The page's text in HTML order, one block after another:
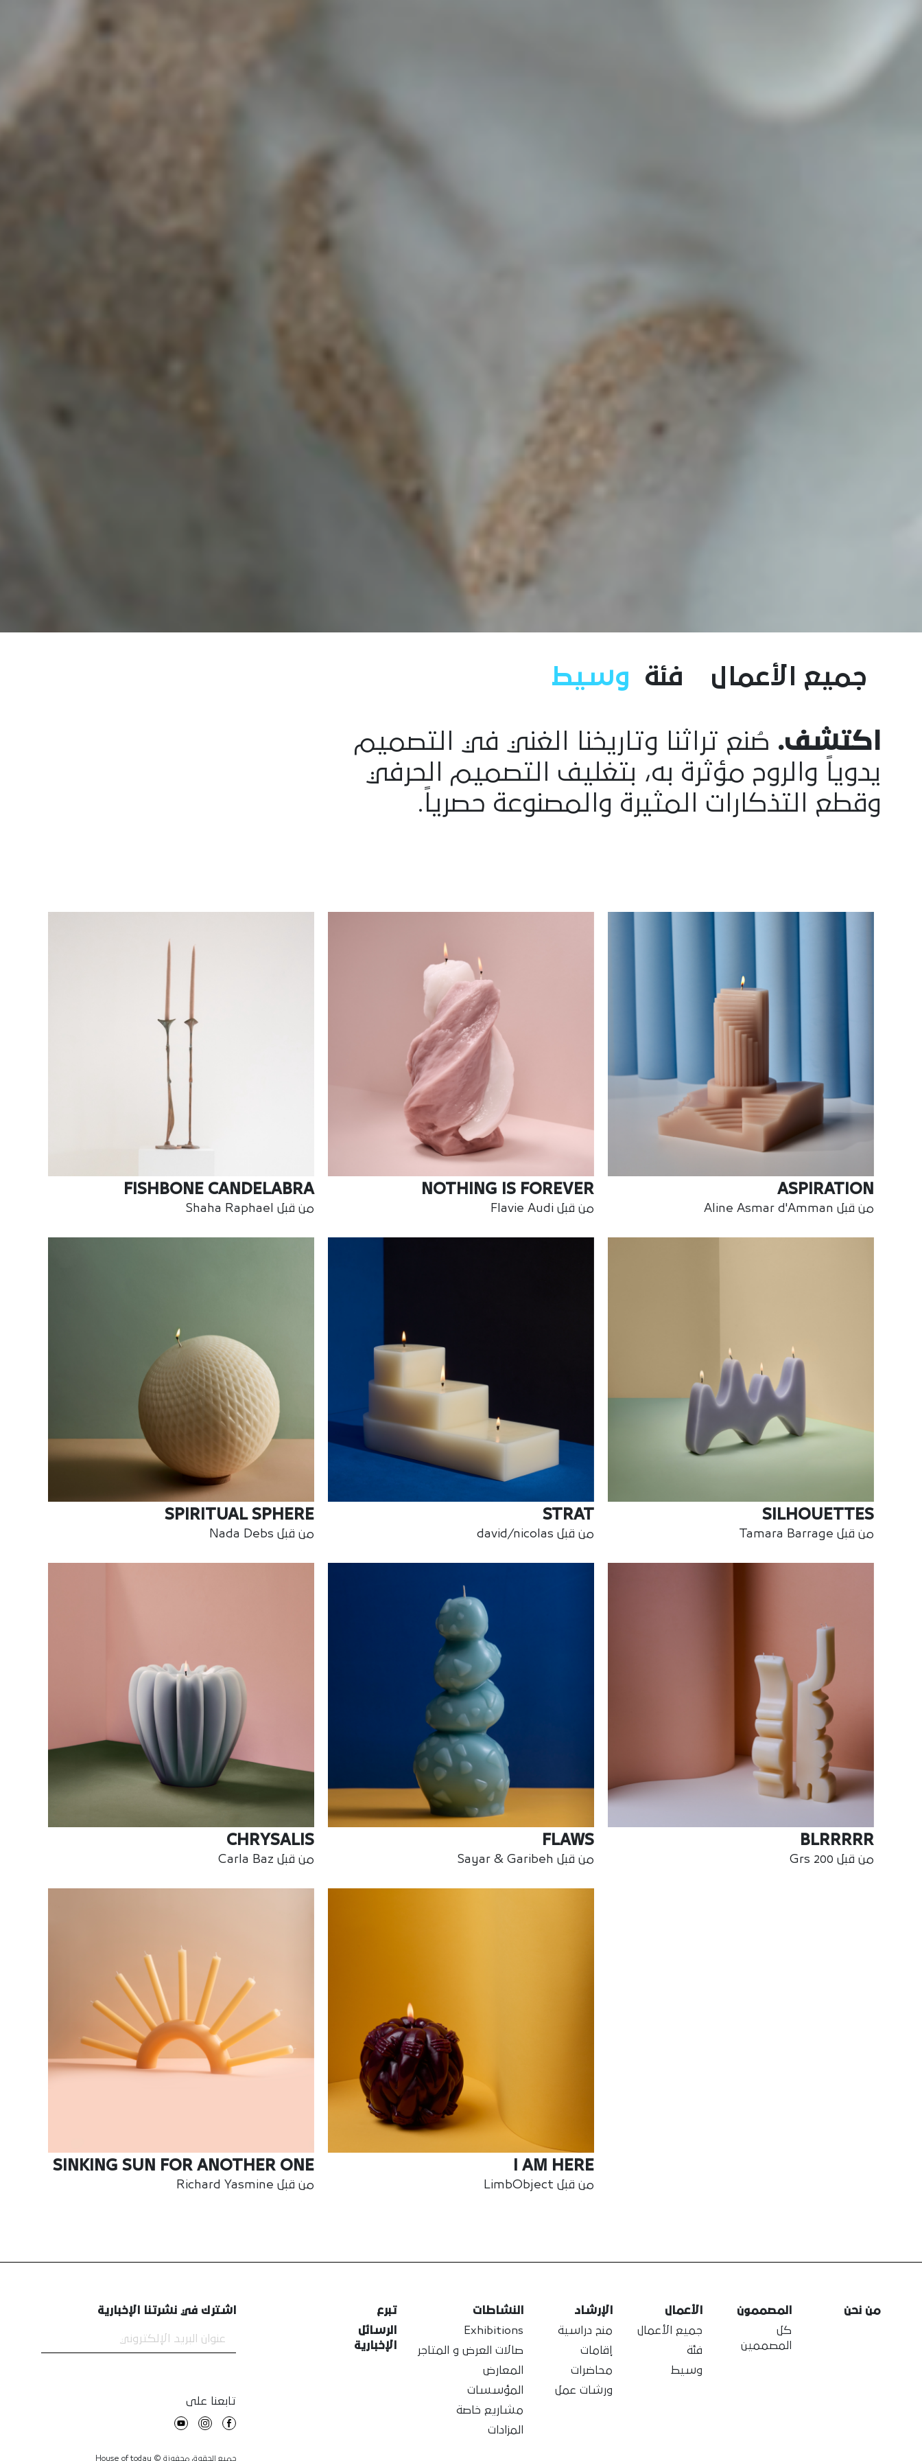
جميع الأعمال فئة وسيط
اكتشف. صُنع تراثنا وتاريخنا الغني في التصميم
يدوياً والروح مؤثرة به، بتغليف التصميم الحرفي
وقطع التذكارات المثيرة والمصنوعة حصرياً.
FISHBONE CANDELABRA
من قبل Shaha Raphael
NOTHING IS FOREVER
من قبل Flavie Audi
ASPIRATION
من قبل Aline Asmar d'Amman
SPIRITUAL SPHERE
من قبل Nada Debs
STRAT
من قبل david/nicolas
SILHOUETTES
من قبل Tamara Barrage
CHRYSALIS
من قبل Carla Baz
FLAWS
من قبل Sayar & Garibeh
BLRRRRR
من قبل 200 Grs
SINKING SUN FOR ANOTHER ONE
من قبل Richard Yasmine
I AM HERE
من قبل LimbObject
من نحن
المصممون
كل
المصممين
الأعمال
جميع الأعمال
فئة
وسيط
الإرشاد
منح دراسية
إقامات
محاضرات
ورشات عمل
النشاطات
Exhibitions
صالات العرض و المتاجر
المعارض
المؤسسات
مشاريع خاصة
المزادات
تبرع
الرسائل
الإخبارية
اشترك في نشرتنا الإخبارية
تابعنا على
جميع الحقوق محفوزة © House of today